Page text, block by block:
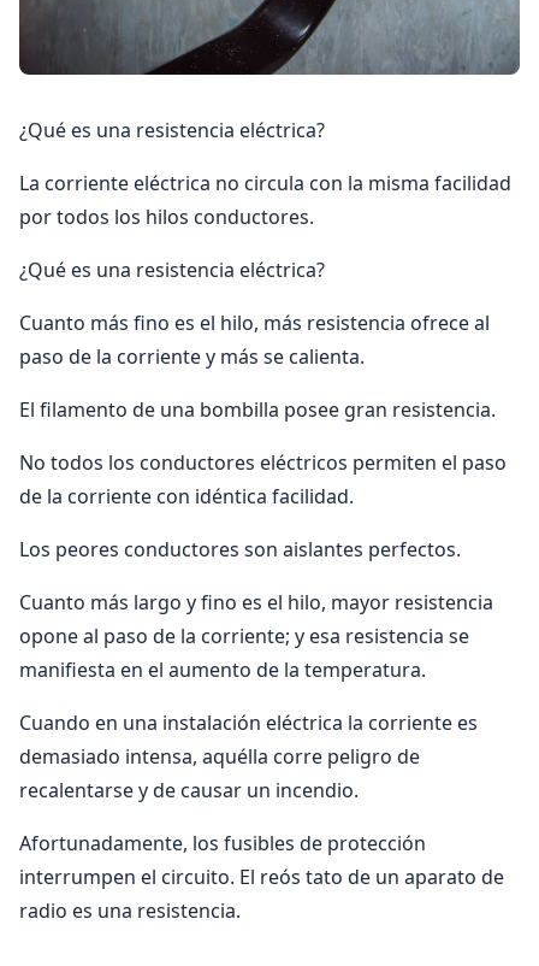
¿Qué es una resistencia eléctrica?
La corriente eléctrica no circula con la misma facilidad
por todos los hilos conductores.
¿Qué es una resistencia eléctrica?
Cuanto más fino es el hilo, más resistencia ofrece al
paso de la corriente y más se calienta.
El filamento de una bombilla posee gran resistencia.
No todos los conductores eléctricos permiten el paso
de la corriente con idéntica facilidad.
Los peores conductores son aislantes perfectos.
Cuanto más largo y fino es el hilo, mayor resistencia
opone al paso de la corriente; y esa resistencia se
manifiesta en el aumento de la temperatura.
Cuando en una instalación eléctrica la corriente es
demasiado intensa, aquélla corre peligro de
recalentarse y de causar un incendio.
Afortunadamente, los fusibles de protección
interrumpen el circuito. El reós tato de un aparato de
radio es una resistencia.